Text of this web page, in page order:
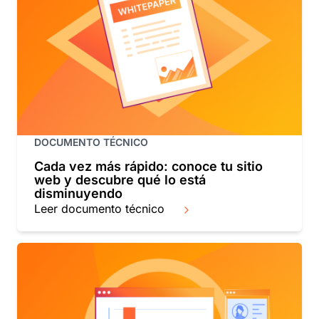
DOCUMENTO TÉCNICO
Cada vez más rápido: conoce tu sitio
web y descubre qué lo está
disminuyendo
Leer documento técnico